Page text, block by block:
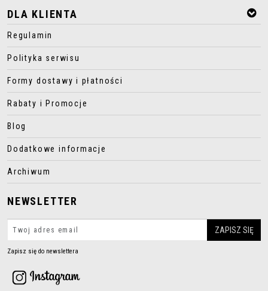
DLA KLIENTA
Regulamin
Polityka serwisu
Formy dostawy i płatności
Rabaty i Promocje
Blog
Dodatkowe informacje
Archiwum
NEWSLETTER
Zapisz się do newslettera